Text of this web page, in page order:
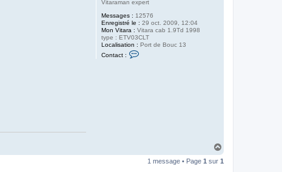
Vitaraman expert
Messages : 12576
Enregistré le : 29 oct. 2009, 12:04
Mon Vitara : Vitara cab 1.9Td 1998
type : ETV03CLT
Localisation : Port de Bouc 13
Contact :
u
1 message • Page 1 sur 1